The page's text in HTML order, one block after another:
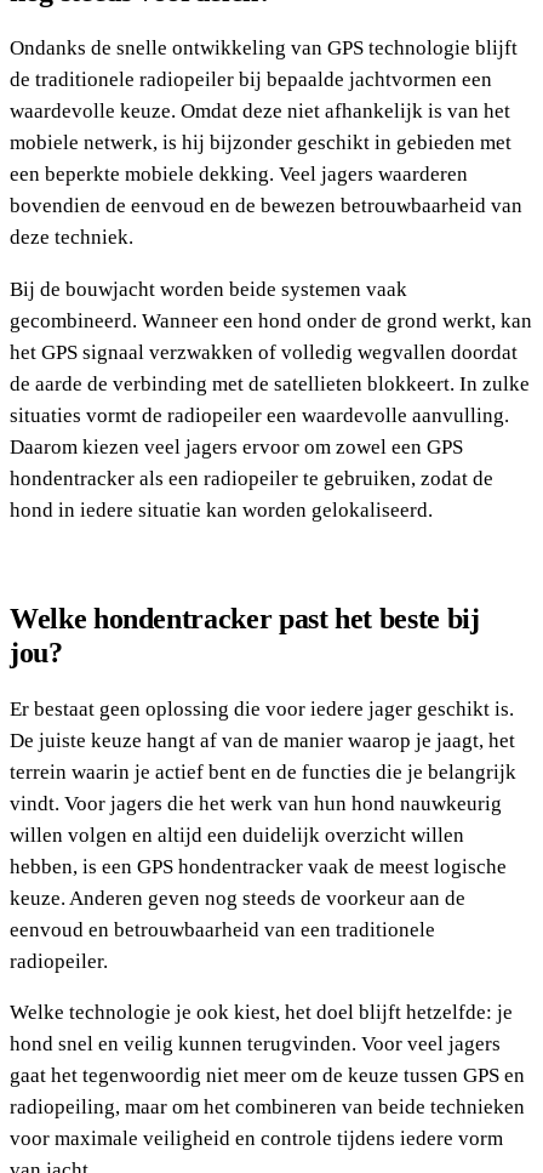
Ondanks de snelle ontwikkeling van GPS technologie blijft
de traditionele radiopeiler bij bepaalde jachtvormen een
waardevolle keuze. Omdat deze niet afhankelijk is van het
mobiele netwerk, is hij bijzonder geschikt in gebieden met
een beperkte mobiele dekking. Veel jagers waarderen
bovendien de eenvoud en de bewezen betrouwbaarheid van
deze techniek.
Bij de bouwjacht worden beide systemen vaak
gecombineerd. Wanneer een hond onder de grond werkt, kan
het GPS signaal verzwakken of volledig wegvallen doordat
de aarde de verbinding met de satellieten blokkeert. In zulke
situaties vormt de radiopeiler een waardevolle aanvulling.
Daarom kiezen veel jagers ervoor om zowel een GPS
hondentracker als een radiopeiler te gebruiken, zodat de
hond in iedere situatie kan worden gelokaliseerd.
Welke hondentracker past het beste bij
jou?
Er bestaat geen oplossing die voor iedere jager geschikt is.
De juiste keuze hangt af van de manier waarop je jaagt, het
terrein waarin je actief bent en de functies die je belangrijk
vindt. Voor jagers die het werk van hun hond nauwkeurig
willen volgen en altijd een duidelijk overzicht willen
hebben, is een GPS hondentracker vaak de meest logische
keuze. Anderen geven nog steeds de voorkeur aan de
eenvoud en betrouwbaarheid van een traditionele
radiopeiler.
Welke technologie je ook kiest, het doel blijft hetzelfde: je
hond snel en veilig kunnen terugvinden. Voor veel jagers
gaat het tegenwoordig niet meer om de keuze tussen GPS en
radiopeiling, maar om het combineren van beide technieken
voor maximale veiligheid en controle tijdens iedere vorm